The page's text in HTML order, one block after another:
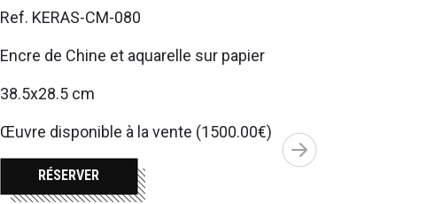
Ref. KERAS-CM-080
Encre de Chine et aquarelle sur papier
38.5x28.5 cm
Œuvre disponible à la vente (1500.00€)
RÉSERVER